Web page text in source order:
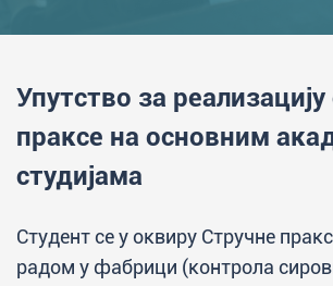
Упутство за реализацију
праксе на основним
студијама
Студент се у оквиру Стручне
радом у фабрици (контрола